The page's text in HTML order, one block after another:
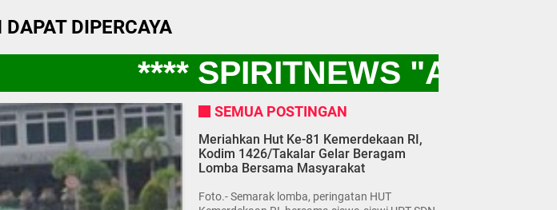
DIPERCAYA
**** SPIRITNEWS "AYO
SEMUA POSTINGAN
Meriahkan Hut Ke-81 Kemerdekaan RI,
Kodim 1426/Takalar Gelar Beragam
Lomba Bersama Masyarakat
Foto.- Semarak lomba, peringatan HUT